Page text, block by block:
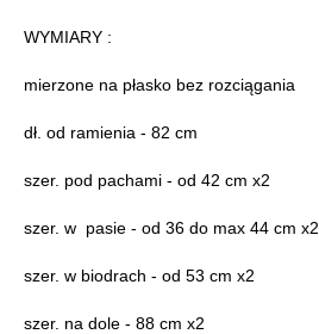
WYMIARY :
mierzone na płasko bez rozciągania
dł. od ramienia - 82 cm
szer. pod pachami - od 42 cm x2
szer. w pasie - od 36 do max 44 cm x2
szer. w biodrach - od 53 cm x2
szer. na dole - 88 cm x2